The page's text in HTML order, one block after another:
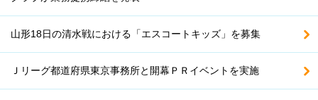
山形18日の清水戦における「エスコートキッズ」を募集
Ｊリーグ都道府県東京事務所と開幕ＰＲイベントを実施